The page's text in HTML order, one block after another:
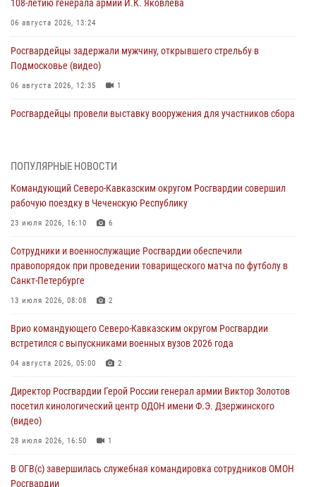
108‑летию генерала армии И.К. Яковлева
06 августа 2026, 13:24
Росгвардейцы задержали мужчину, открывшего стрельбу в
Подмосковье (видео)
06 августа 2026, 12:35 1
Росгвардейцы провели выставку вооружения для участников сбора
второй годовщине вторжения ВСУ на территорию области
06 августа 2026, 11:56
угрожавшего подростку травматическим пистолетом
06 августа 2026, 11:33 1
В Зауралье при содействии СОБР Росгвардии ликвидирована
06 августа 2026, 11:27
В Москве росгвардейцы задержали троих мужчин, устроивших
06 августа 2026, 11:20 1
ПОПУЛЯРНЫЕ НОВОСТИ
Командующий Северо-Кавказским округом Росгвардии совершил
рабочую поездку в Чеченскую Республику
23 июля 2026, 16:10 6
Сотрудники и военнослужащие Росгвардии обеспечили
правопорядок при проведении товарищеского матча по футболу в
Санкт-Петербурге
13 июля 2026, 08:08 2
Врио командующего Северо-Кавказским округом Росгвардии
встретился с выпускниками военных вузов 2026 года
04 августа 2026, 05:00 2
Директор Росгвардии Герой России генерал армии Виктор Золотов
посетил кинологический центр ОДОН имени Ф.Э. Дзержинского
(видео)
28 июля 2026, 16:50 1
В ОГВ(с) завершилась служебная командировка сотрудников ОМОН
Росгвардии